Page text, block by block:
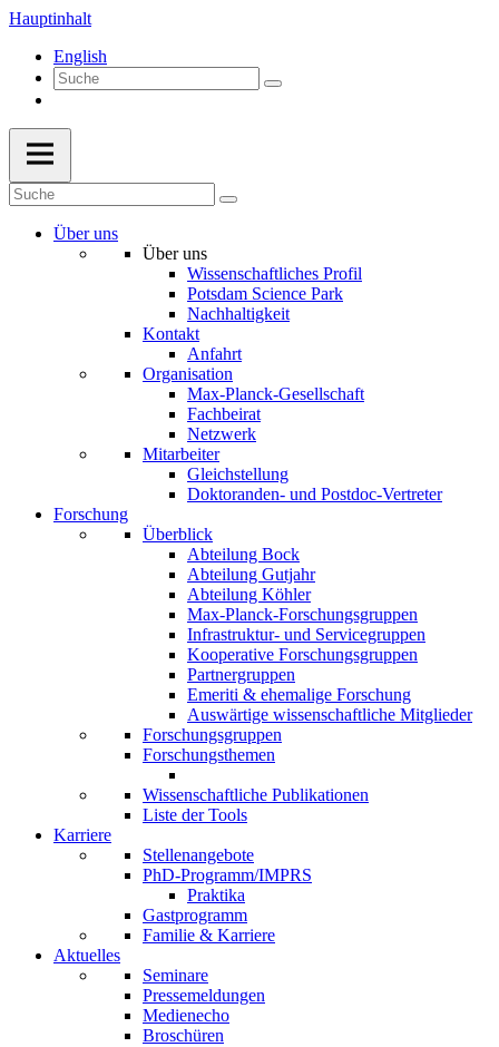
Hauptinhalt
English
Über uns
Über uns
Wissenschaftliches Profil
Potsdam Science Park
Nachhaltigkeit
Kontakt
Anfahrt
Organisation
Max-Planck-Gesellschaft
Fachbeirat
Netzwerk
Mitarbeiter
Gleichstellung
Doktoranden- und Postdoc-Vertreter
Forschung
Überblick
Abteilung Bock
Abteilung Gutjahr
Abteilung Köhler
Max-Planck-Forschungsgruppen
Infrastruktur- und Servicegruppen
Kooperative Forschungsgruppen
Partnergruppen
Emeriti & ehemalige Forschung
Auswärtige wissenschaftliche Mitglieder
Forschungsgruppen
Forschungsthemen
Wissenschaftliche Publikationen
Liste der Tools
Karriere
Stellenangebote
PhD-Programm/IMPRS
Praktika
Gastprogramm
Familie & Karriere
Aktuelles
Seminare
Pressemeldungen
Medienecho
Broschüren